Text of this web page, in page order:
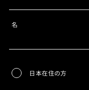
名
日本在住の方